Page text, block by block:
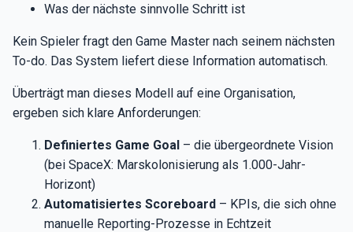
Was der nächste sinnvolle Schritt ist
Kein Spieler fragt den Game Master nach seinem nächsten
To-do. Das System liefert diese Information automatisch.
Überträgt man dieses Modell auf eine Organisation,
ergeben sich klare Anforderungen:
Definiertes Game Goal – die übergeordnete Vision
(bei SpaceX: Marskolonisierung als 1.000-Jahr-
Horizont)
Automatisiertes Scoreboard – KPIs, die sich ohne
manuelle Reporting-Prozesse in Echtzeit